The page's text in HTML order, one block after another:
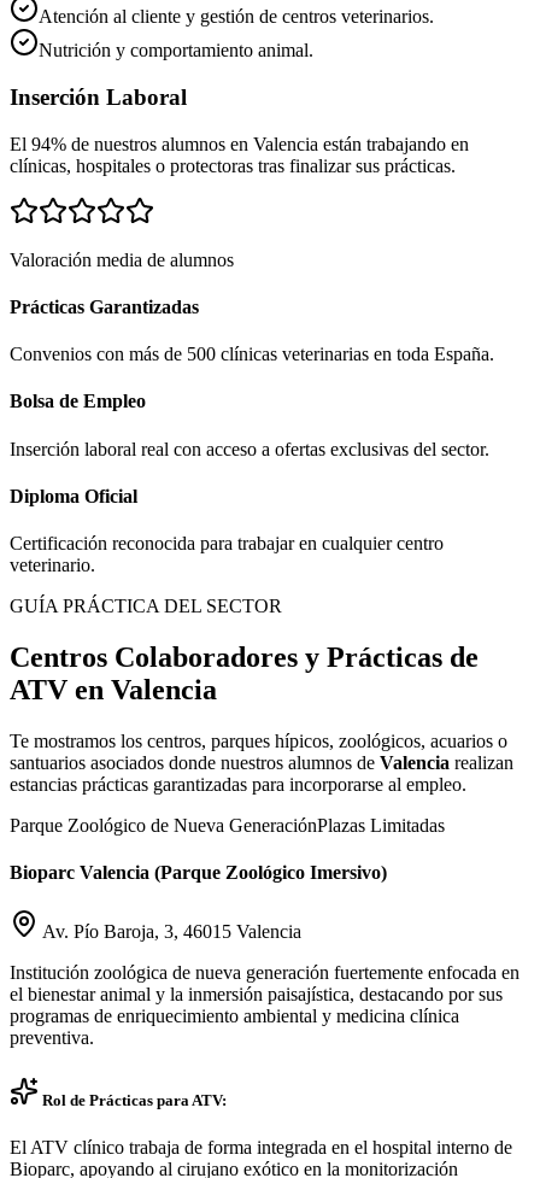
Atención al cliente y gestión de centros veterinarios.
Nutrición y comportamiento animal.
Inserción Laboral
El 94% de nuestros alumnos en Valencia están trabajando en
clínicas, hospitales o protectoras tras finalizar sus prácticas.
Valoración media de alumnos
Prácticas Garantizadas
Convenios con más de 500 clínicas veterinarias en toda España.
Bolsa de Empleo
Inserción laboral real con acceso a ofertas exclusivas del sector.
Diploma Oficial
Certificación reconocida para trabajar en cualquier centro
veterinario.
GUÍA PRÁCTICA DEL SECTOR
Centros Colaboradores y Prácticas de
ATV en Valencia
Te mostramos los centros, parques hípicos, zoológicos, acuarios o
santuarios asociados donde nuestros alumnos de Valencia realizan
estancias prácticas garantizadas para incorporarse al empleo.
Parque Zoológico de Nueva GeneraciónPlazas Limitadas
Bioparc Valencia (Parque Zoológico Imersivo)
Av. Pío Baroja, 3, 46015 Valencia
Institución zoológica de nueva generación fuertemente enfocada en
el bienestar animal y la inmersión paisajística, destacando por sus
programas de enriquecimiento ambiental y medicina clínica
preventiva.
Rol de Prácticas para ATV:
El ATV clínico trabaja de forma integrada en el hospital interno de
Bioparc, apoyando al cirujano exótico en la monitorización